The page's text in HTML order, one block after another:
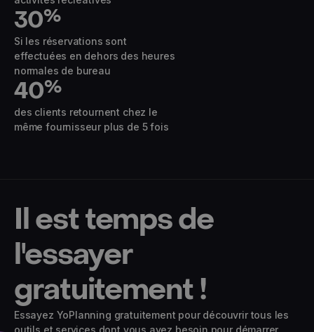
30%
Si les réservations sont
effectuées en dehors des heures
normales de bureau
40%
des clients retournent chez le
même fournisseur plus de 5 fois
Il est temps de
l'essayer
gratuitement !
Essayez YoPlanning gratuitement pour découvrir tous les
outils et services dont vous avez besoin pour démarrer,